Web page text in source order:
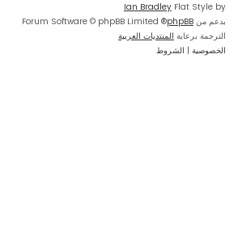
Flat Style by
Ian Bradley
بدعم من phpBB
® Forum Software © phpBB Limited
الترجمة برعاية المنتديات العربية
الخصوصية | الشروط